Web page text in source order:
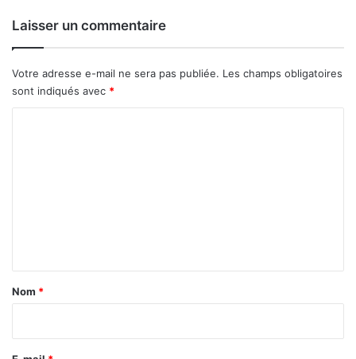
eLaisser un commentaire
Votre adresse e-mail ne sera pas publiée. Les champs obligatoires
sont indiqués avec *
a
Nom *